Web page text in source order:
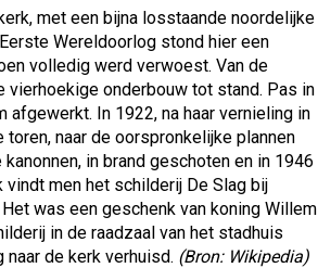
met een bijna losstaande noordelijke
Wereldoorlog stond hier een
volledig werd verwoest. Van de
onderbouw tot stand. Pas in
In 1922, na haar vernieling in
naar de oorspronkelijke plannen
in brand geschoten en in 1946
men het schilderij De Slag bij
was een geschenk van koning Willem
in de raadzaal van het stadhuis
de kerk verhuisd. (Bron: Wikipedia)